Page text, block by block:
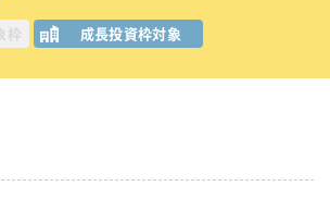
枠 成長投資枠対象